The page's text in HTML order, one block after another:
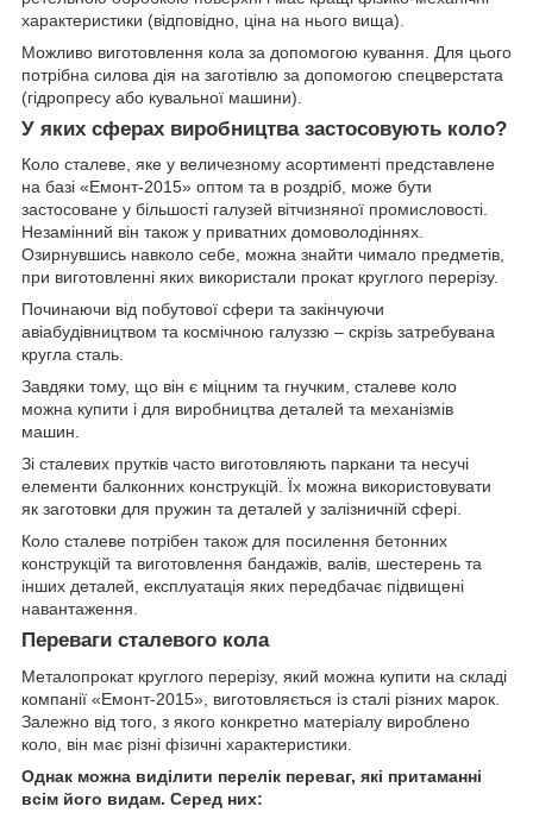
характеристики (відповідно, ціна на нього вища).
Можливо виготовлення кола за допомогою кування. Для цього
потрібна силова дія на заготівлю за допомогою спецверстата
(гідропресу або кувальної машини).
У яких сферах виробництва застосовують коло?
Коло сталеве, яке у величезному асортименті представлене
на базі «Емонт-2015» оптом та в роздріб, може бути
застосоване у більшості галузей вітчизняної промисловості.
Незамінний він також у приватних домоволодіннях.
Озирнувшись навколо себе, можна знайти чимало предметів,
при виготовленні яких використали прокат круглого перерізу.
Починаючи від побутової сфери та закінчуючи
авіабудівництвом та космічною галуззю – скрізь затребувана
кругла сталь.
Завдяки тому, що він є міцним та гнучким, сталеве коло
можна купити і для виробництва деталей та механізмів
машин.
Зі сталевих прутків часто виготовляють паркани та несучі
елементи балконних конструкцій. Їх можна використовувати
як заготовки для пружин та деталей у залізничній сфері.
Коло сталеве потрібен також для посилення бетонних
конструкцій та виготовлення бандажів, валів, шестерень та
інших деталей, експлуатація яких передбачає підвищені
навантаження.
Переваги сталевого кола
Металопрокат круглого перерізу, який можна купити на складі
компанії «Емонт-2015», виготовляється із сталі різних марок.
Залежно від того, з якого конкретно матеріалу вироблено
коло, він має різні фізичні характеристики.
Однак можна виділити перелік переваг, які притаманні
всім його видам. Серед них: